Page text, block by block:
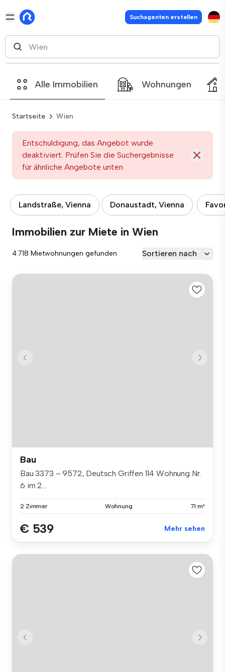
Suchagenten erstellen
Alle Immobilien Wohnungen
Startseite Wien
Entschuldigung, das Angebot wurde
deaktiviert. Prüfen Sie die Suchergebnisse
für ähnliche Angebote unten
Landstraße, Vienna Donaustadt, Vienna
Immobilien zur Miete in Wien
4.718 Mietwohnungen gefunden Sortieren nach
Bau
Bau 3373 – 9572, Deutsch Griffen 114 Wohnung Nr.
6 im 2...
2 Zimmer Wohnung 71 m²
€ 539 Mehr sehen